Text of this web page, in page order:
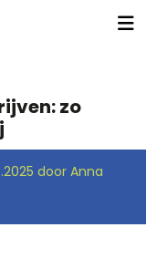
zo
door Anna